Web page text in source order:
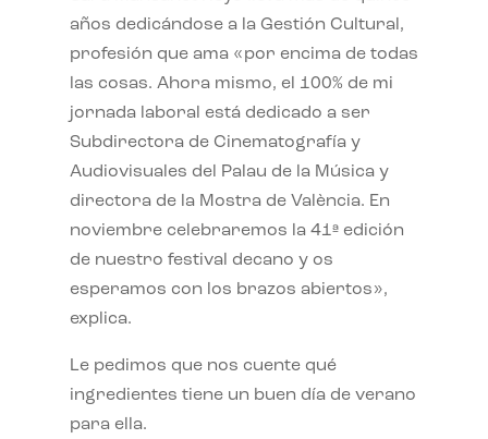
años dedicándose a la Gestión Cultural,
profesión que ama «por encima de todas
las cosas. Ahora mismo, el 100% de mi
jornada laboral está dedicado a ser
Subdirectora de Cinematografía y
Audiovisuales del Palau de la Música y
directora de la Mostra de València. En
noviembre celebraremos la 41ª edición
de nuestro festival decano y os
esperamos con los brazos abiertos»,
explica.
Le pedimos que nos cuente qué
ingredientes tiene un buen día de verano
para ella.